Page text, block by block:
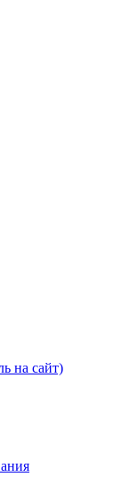
на сайт)